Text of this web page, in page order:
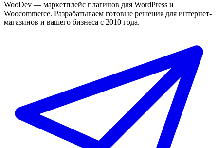
WooDev — маркетплейс плагинов для WordPress и
Woocommerce. Разрабатываем готовые решения для интернет-
магазинов и вашего бизнеса с 2010 года.